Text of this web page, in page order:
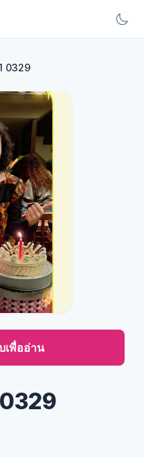
0329
เพื่ออ่าน